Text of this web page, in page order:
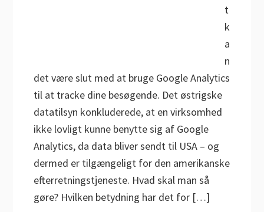
t
k
a
n
det være slut med at bruge Google Analytics
til at tracke dine besøgende. Det østrigske
datatilsyn konkluderede, at en virksomhed
ikke lovligt kunne benytte sig af Google
Analytics, da data bliver sendt til USA – og
dermed er tilgængeligt for den amerikanske
efterretningstjeneste. Hvad skal man så
gøre? Hvilken betydning har det for […]